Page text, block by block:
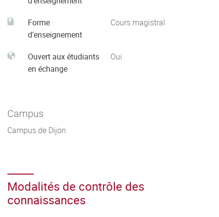
Forme
d'enseignement
Cours magistral
Ouvert aux étudiants
en échange
Oui
Campus
Campus de Dijon
Modalités de contrôle des
connaissances